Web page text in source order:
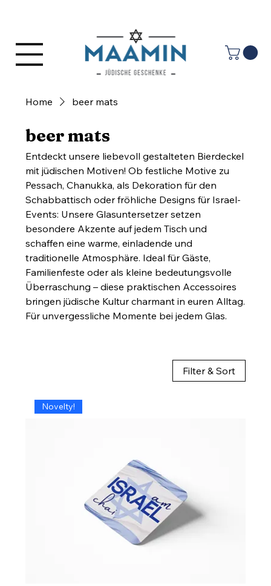
Home beer mats
beer mats
Entdeckt unsere liebevoll gestalteten Bierdeckel
mit jüdischen Motiven! Ob festliche Motive zu
Pessach, Chanukka, als Dekoration für den
Schabbattisch oder fröhliche Designs für Israel-
Events: Unsere Glasuntersetzer setzen
besondere Akzente auf jedem Tisch und
schaffen eine warme, einladende und
traditionelle Atmosphäre. Ideal für Gäste,
Familienfeste oder als kleine bedeutungsvolle
Überraschung – diese praktischen Accessoires
bringen jüdische Kultur charmant in euren Alltag.
Für unvergessliche Momente bei jedem Glas.
Filter & Sort
Novelty!